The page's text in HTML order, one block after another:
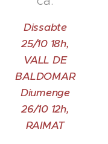
Dissabte
25/10 18h,
VALL DE
BALDOMAR
Diumenge
26/10 12h,
RAIMAT